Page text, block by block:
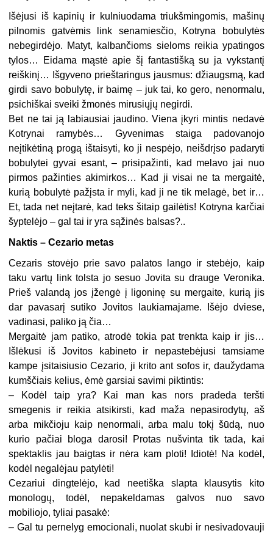
Išėjusi iš kapinių ir kulniuodama triukšmingomis, mašinų
pilnomis gatvėmis link senamiesčio, Kotryna bobulytės
nebegirdėjo. Matyt, kalbančioms sieloms reikia ypatingos
tylos… Eidama mąstė apie šį fantastišką su ja vykstantį
reiškinį… Išgyveno prieštaringus jausmus: džiaugsmą, kad
girdi savo bobulytę, ir baimę – juk tai, ko gero, nenormalu,
psichiškai sveiki žmonės mirusiųjų negirdi.
Bet ne tai ją labiausiai jaudino. Viena įkyri mintis nedavė
Kotrynai ramybės… Gyvenimas staiga padovanojo
neįtikėtiną progą ištaisyti, ko ji nespėjo, neišdrįso padaryti
bobulytei gyvai esant, – prisipažinti, kad melavo jai nuo
pirmos pažinties akimirkos… Kad ji visai ne ta mergaitė,
kurią bobulytė pažįsta ir myli, kad ji ne tik melagė, bet ir…
Et, tada net neįtarė, kad teks šitaip gailėtis! Kotryna karčiai
šyptelėjo – gal tai ir yra sąžinės balsas?..
Naktis – Cezario metas
Cezaris stovėjo prie savo palatos lango ir stebėjo, kaip
taku vartų link tolsta jo sesuo Jovita su drauge Veronika.
Prieš valandą jos įžengė į ligoninę su mergaite, kurią jis
dar pavasarį sutiko Jovitos laukiamajame. Išėjo dviese,
vadinasi, paliko ją čia…
Mergaitė jam patiko, atrodė tokia pat trenkta kaip ir jis…
Išlėkusi iš Jovitos kabineto ir nepastebėjusi tamsiame
kampe įsitaisiusio Cezario, ji krito ant sofos ir, daužydama
kumščiais kelius, ėmė garsiai savimi piktintis:
– Kodėl taip yra? Kai man kas nors pradeda teršti
smegenis ir reikia atsikirsti, kad maža nepasirodytų, aš
arba mikčioju kaip nenormali, arba malu tokį šūdą, nuo
kurio pačiai bloga darosi! Protas nušvinta tik tada, kai
spektaklis jau baigtas ir nėra kam ploti! Idiotė! Na kodėl,
kodėl negalėjau patylėti!
Cezariui dingtelėjo, kad neetiška slapta klausytis kito
monologų, todėl, nepakeldamas galvos nuo savo
mobiliojo, tyliai pasakė:
– Gal tu pernelyg emocionali, nuolat skubi ir nesivadovauji